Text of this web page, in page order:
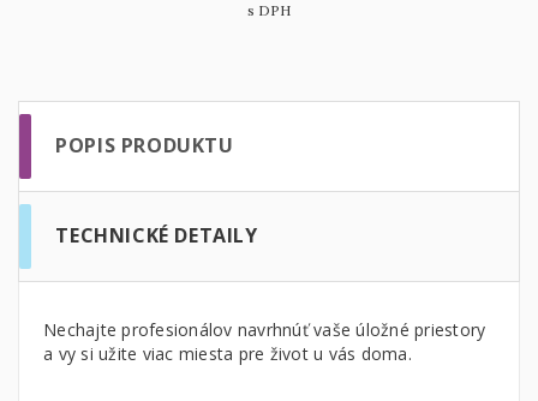
s DPH
POPIS PRODUKTU
TECHNICKÉ DETAILY
Nechajte profesionálov navrhnúť vaše úložné priestory
a vy si užite viac miesta pre život u vás doma.